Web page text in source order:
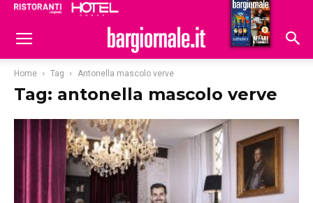
Hoteldomani
Home Tag Antonella mascolo verve
Tag: antonella mascolo verve